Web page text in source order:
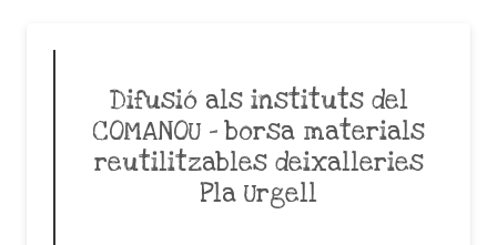
Difusió als instituts del
COMANOU – borsa materials
reutilitzables deixalleries
Pla Urgell